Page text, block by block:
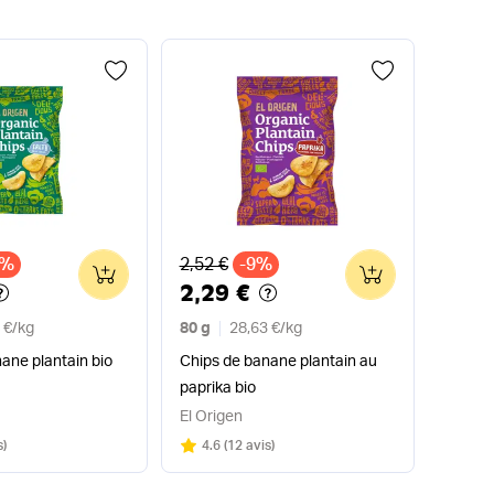
€/kg
plantain bio
0
)
Ancien prix
2,52 € -9%
2,29 €
80 g 28,63 €/kg
Chips de banane plantain au
paprika bio
0
El Origen
Note
4.6 sur 5
(12 avis)